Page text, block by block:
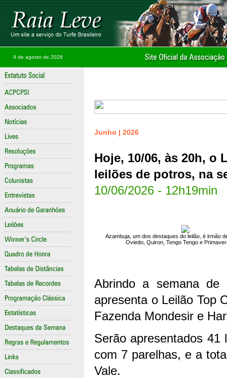
9 de agosto de 2026
Junho | 2026
Hoje, 10/06, às 20h, o
leilões de potros, na
10/06/2026 - 12h19min
Azambuja, um dos destaques do leilão, é irmão
Oviedo, Quiron, Tengo Tengo e
Abrindo a semana
apresenta o Leilão Top
Fazenda Mondesir e
Serão apresentados
com 7 parelhas, e a
Vale.